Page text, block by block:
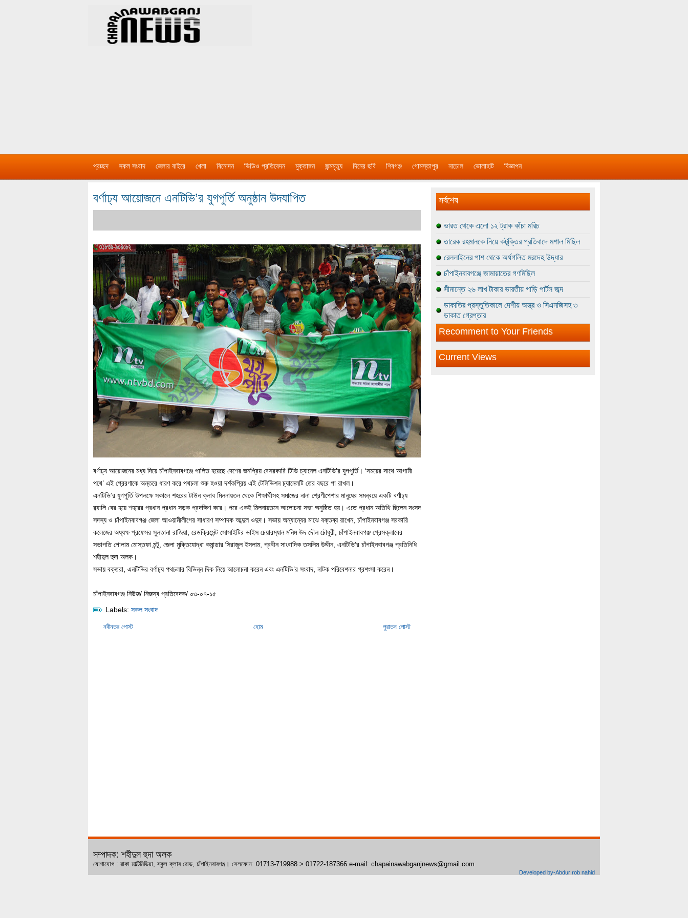
প্রচ্ছদ সকল সংবাদ জেলার বাইরে খেলা বিনোদন ভিডিও প্রতিবেদন মুক্তাঙ্গন জন্মমৃত্যু দিনের ছবি শিবগঞ্জ গোমস্তাপুর নাচোল ভোলাহাট বিজ্ঞাপন
বর্ণাঢ্য আয়োজনে এনটিভি’র যুগপুর্তি অনুষ্ঠান উদযাপিত
বর্ণাঢ্য আয়োজনের মধ্য দিয়ে চাঁপাইনবাবগঞ্জে পালিত হয়েছে দেশের জনপ্রিয় বেসরকারি টিভি চ্যানেল এনটিভি’র যুগপুর্তি। ‘সময়ের সাথে আগামী
পথে’ এই প্রেরণাকে অন্তরে ধারণ করে পথচলা শুরু হওয়া দর্শকপ্রিয় এই টেলিভিশন চ্যানেলটি তের বছরে পা রাখল।
এনটিভি’র যুগপুর্তি উপলক্ষে সকালে শহরের টাউন ক্লাব মিলনায়তন থেকে শিক্ষার্থীসহ সমাজের নানা শ্রেণীপেশার মানুষের সমন্বয়ে একটি বর্ণাঢ্য
র‌্যালি বের হয়ে শহরের প্রধান প্রধান সড়ক প্রদক্ষিণ করে। পরে একই মিলনায়তনে আলোচনা সভা অনুষ্ঠিত হয়। এতে প্রধান অতিথি ছিলেন সংসদ
সদস্য ও চাঁপাইনবাবগঞ্জ জেলা আওয়ামীলীগের সাধারণ সম্পাদক আব্দুল ওদুদ। সভায় অন্যান্যের মাঝে বক্তব্য রাখেন, চাঁপাইনবাবগঞ্জ সরকারি
কলেজের অধ্যক্ষ প্রফেসর সুলতানা রাজিয়া, রেডক্রিসেন্ট সোসাইটির ভাইস চেয়ারম্যান মনিম উদ দৌল চৌধুরী, চাঁপাইনবাবগঞ্জ প্রেসক্লাবের
সভাপতি গোলাম মোস্তফা মন্টু, জেলা মুক্তিযোদ্ধা কমান্ডার সিরাজুল ইসলাম, প্রবীন সাংবাদিক তসলিম উদ্দীন, এনটিভি’র চাঁপাইনবাবগঞ্জ প্রতিনিধি
শহীদুল হুদা অলক।
সভায় বক্তরা, এনটিভির বর্ণাঢ্য পথচলার বিভিন্ন দিক নিয়ে আলোচনা করেন এবং এনটিভি’র সংবাদ, নাটক পরিবেশনার প্রশংসা করেন।
চাঁপাইনবাবগঞ্জ নিউজ/ নিজস্ব প্রতিবেদক/ ০৩-০৭-১৫
Labels: সকল সংবাদ
নবীনতর পোস্ট পুরাতন পোস্ট
হোম
সর্বশেষ
ভারত থেকে এলো ১২ ট্রাক কাঁচা মরিচ
তারেক রহমানকে নিয়ে কটূক্তির প্রতিবাদে মশাল মিছিল
রেললাইনের পাশ থেকে অর্ধগলিত মরদেহ উদ্ধার
চাঁপাইনবাবগঞ্জে জামায়াতের গণমিছিল
সীমান্তে ২৬ লাখ টাকার ভারতীয় গাড়ি পার্টস জব্দ
ডাকাতির প্রস্তুতিকালে দেশীয় অস্ত্র ও সিএনজিসহ ৩
ডাকাত গ্রেপ্তার
Recomment to Your Friends
Current Views
সম্পাদক: শহীদুল হুদা অলক
যোগাযোগ : রাকা মাল্টিমিডিয়া, স্কুল ক্লাব রোড, চাঁপাইনবাবগঞ্জ। সেলফোন: 01713-719988 > 01722-187366 e-mail: chapainawabganjnews@gmail.com
Developed by-Abdur rob nahid